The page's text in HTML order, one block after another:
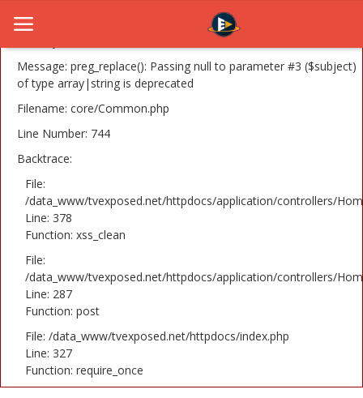
A PHP Error was encountered
Message: preg_replace(): Passing null to parameter #3 ($subject)
of type array|string is deprecated
Filename: core/Common.php
Line Number: 744
Backtrace:
File:
/data_www/tvexposed.net/httpdocs/application/controllers/
Line: 378
Function: xss_clean
File:
/data_www/tvexposed.net/httpdocs/application/controllers/
Line: 287
Function: post
File: /data_www/tvexposed.net/httpdocs/index.php
Line: 327
Function: require_once
Home
TV Serije
Filmovi
Glumci
Contact
Register